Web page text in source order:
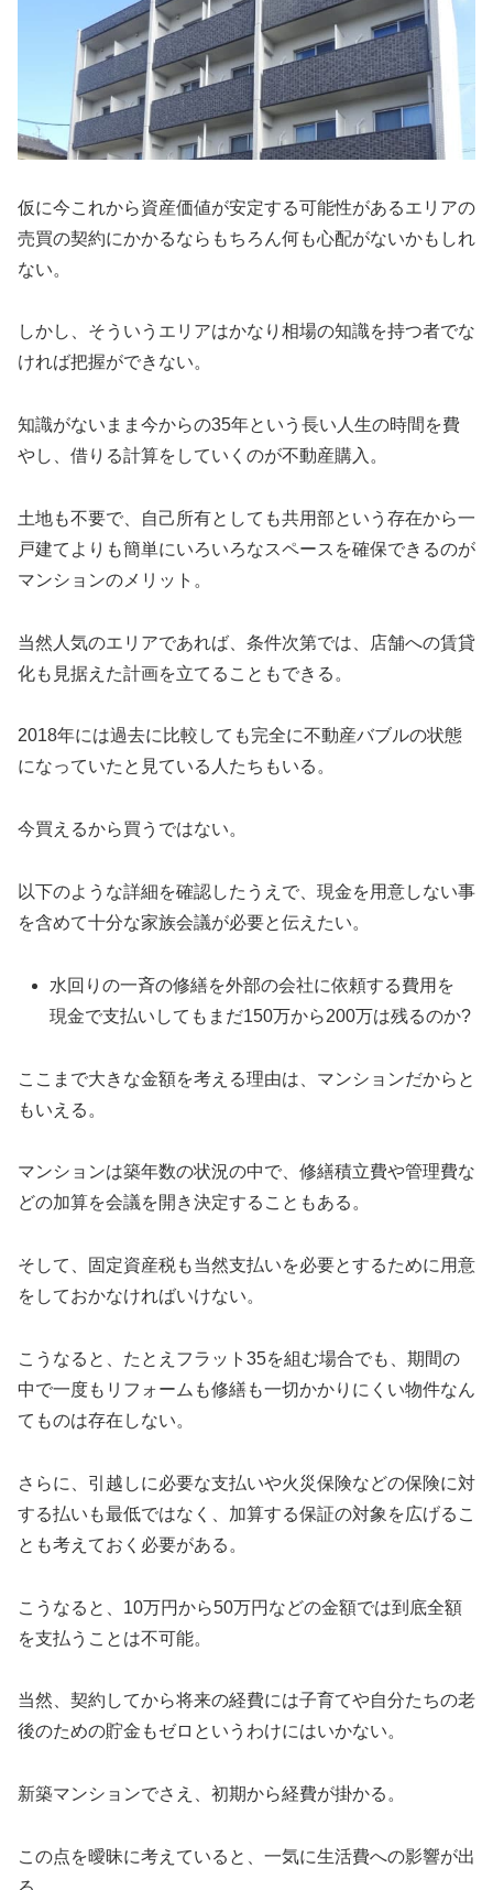
仮に今これから資産価値が安定する可能性があるエリアの
売買の契約にかかるならもちろん何も心配がないかもしれ
ない。
しかし、そういうエリアはかなり相場の知識を持つ者でな
ければ把握ができない。
知識がないまま今からの35年という長い人生の時間を費
やし、借りる計算をしていくのが不動産購入。
土地も不要で、自己所有としても共用部という存在から一
戸建てよりも簡単にいろいろなスペースを確保できるのが
マンションのメリット。
当然人気のエリアであれば、条件次第では、店舗への賃貸
化も見据えた計画を立てることもできる。
2018年には過去に比較しても完全に不動産バブルの状態
になっていたと見ている人たちもいる。
今買えるから買うではない。
以下のような詳細を確認したうえで、現金を用意しない事
を含めて十分な家族会議が必要と伝えたい。
水回りの一斉の修繕を外部の会社に依頼する費用を
現金で支払いしてもまだ150万から200万は残るのか?
ここまで大きな金額を考える理由は、マンションだからと
もいえる。
マンションは築年数の状況の中で、修繕積立費や管理費な
どの加算を会議を開き決定することもある。
そして、固定資産税も当然支払いを必要とするために用意
をしておかなければいけない。
こうなると、たとえフラット35を組む場合でも、期間の
中で一度もリフォームも修繕も一切かかりにくい物件なん
てものは存在しない。
さらに、引越しに必要な支払いや火災保険などの保険に対
する払いも最低ではなく、加算する保証の対象を広げるこ
とも考えておく必要がある。
こうなると、10万円から50万円などの金額では到底全額
を支払うことは不可能。
当然、契約してから将来の経費には子育てや自分たちの老
後のための貯金もゼロというわけにはいかない。
新築マンションでさえ、初期から経費が掛かる。
この点を曖昧に考えていると、一気に生活費への影響が出